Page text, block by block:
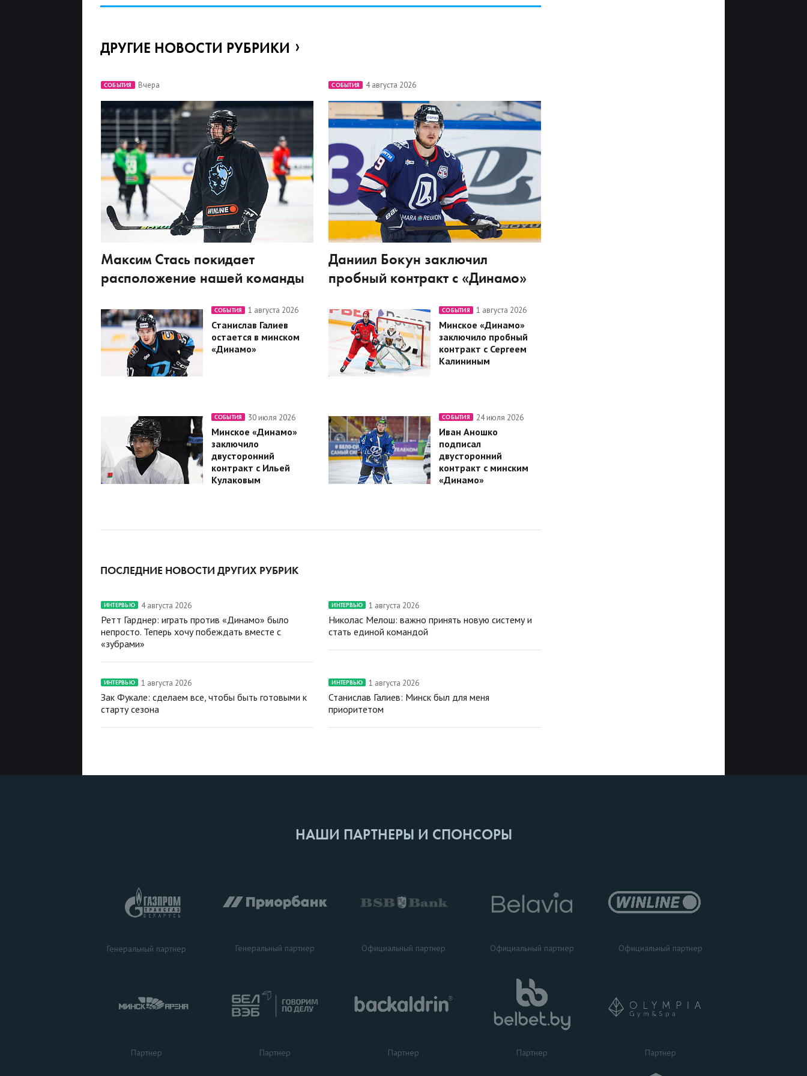
ДРУГИЕ НОВОСТИ РУБРИКИ
СОБЫТИЯ Вчера
Максим Стась покидает
расположение нашей команды
СОБЫТИЯ 4 августа 2026
Даниил Бокун заключил
пробный контракт с «Динамо»
СОБЫТИЯ 1 августа 2026
Станислав Галиев
остается в минском
«Динамо»
СОБЫТИЯ 1 августа 2026
Минское «Динамо»
заключило пробный
контракт с Сергеем
Калининым
СОБЫТИЯ 30 июля 2026
Минское «Динамо»
заключило
двусторонний
контракт с Ильей
Кулаковым
СОБЫТИЯ 24 июля 2026
Иван Аношко
подписал
двусторонний
контракт с минским
«Динамо»
ПОСЛЕДНИЕ НОВОСТИ ДРУГИХ РУБРИК
ИНТЕРВЬЮ 4 августа 2026
Ретт Гарднер: играть против «Динамо» было
непросто. Теперь хочу побеждать вместе с
«зубрами»
ИНТЕРВЬЮ 1 августа 2026
Николас Мелош: важно принять новую систему и
стать единой командой
ИНТЕРВЬЮ 1 августа 2026
Зак Фукале: сделаем все, чтобы быть готовыми к
старту сезона
ИНТЕРВЬЮ 1 августа 2026
Станислав Галиев: Минск был для меня
приоритетом
НАШИ ПАРТНЕРЫ И СПОНСОРЫ
Генеральный партнер Генеральный партнер Официальный партнер Официальный партнер Официальный партнер
Партнер Партнер Партнер Партнер Партнер